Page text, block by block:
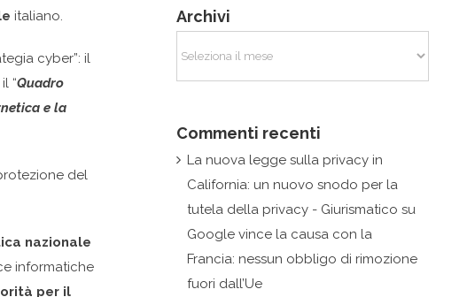
italiano.
cyber”: il
“Quadro
e la
del
nazionale
informatiche
per il
Archivi
Commenti recenti
La nuova legge sulla privacy in
California: un nuovo snodo per la
tutela della privacy - Giurismatico su
Google vince la causa con la
Francia: nessun obbligo di rimozione
fuori dall’Ue